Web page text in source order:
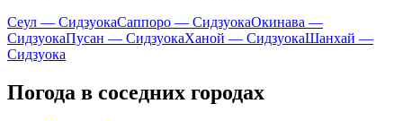
Сеул — СидзуокаСаппоро — СидзуокаОкинава —
СидзуокаПусан — СидзуокаХаной — СидзуокаШанхай —
Сидзуока
Погода в соседних городах